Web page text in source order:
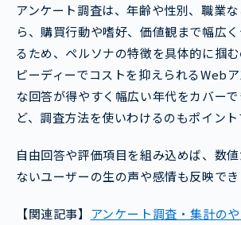
アンケート調査は、年齢や性別、職業
ら、購買行動や嗜好、価値観まで幅広
るため、ペルソナの特徴を具体的に掴
ピーディーでコストを抑えられるWeb
な回答が得やすく幅広い年代をカバー
ど、調査方法を使いわけるのもポイント
自由回答や評価項目を組み込めば、数
ないユーザーの生の声や感情も反映でき
【関連記事】
アンケート調査・集計の